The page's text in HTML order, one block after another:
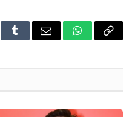
TumblrEmail WhatsApp
Copy